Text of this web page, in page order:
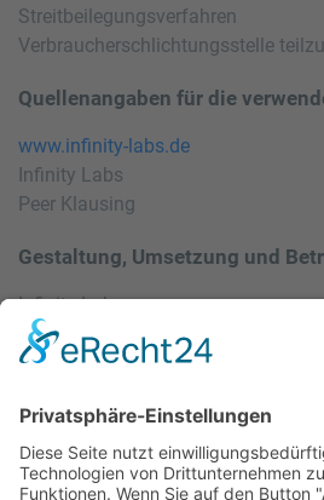
Verbraucherschlichtungsstelle
Quellenangaben für die
www.infinity-labs.de
Infinity Labs
Peer Klausing
Gestaltung, Umsetzung und
Infinity Labs
Werbeagentur in Bassum
Bremer Straße 86a
Internet:www.infinity-labs.de